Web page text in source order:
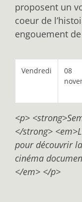
proposent un
coeur de
engouement
Vendredi
08
<p>
</strong>
pour découvrir
cinéma
</em> </p>